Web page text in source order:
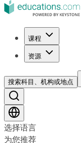
课程
资源
搜索科目、机构或地点
选择语言
为您推荐